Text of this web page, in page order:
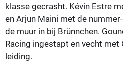
klasse gecrasht. Kévin Estre
en Arjun Maini met de
de muur in bij Brünnchen.
Racing ingestapt en vecht met
leiding.